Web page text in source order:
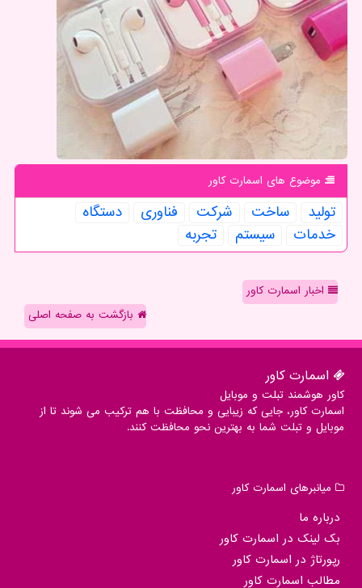
موضوع های اسمارت كاور
تولید ساخت شركت فناوری
دستگاه
خدمات
سیستم تجربه
اخبار اسمارت کاور
بازگشت به صفحه اصلی
اسمارت كاور
کاور هوشمند تبلت و موبایل
اسمارت کاور، جایی که زیبایی و محافظت با هم ترکیب می شوند تا از
موبایل و تبلت شما به بهترین نحو محافظت کنند.
میانبرهای اسمارت كاور
درباره ما
بک لینک در اسمارت كاور
رپورتاژ در اسمارت كاور
مطالب اسمارت كاور